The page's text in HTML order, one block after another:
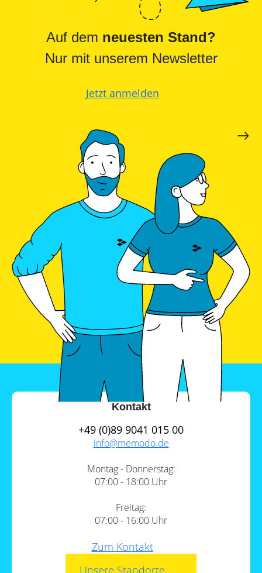
Auf dem neuesten Stand?
Nur mit unserem Newsletter
Jetzt anmelden
Kontakt
+49 (0)89 9041 015 00
info@memodo.de
Montag - Donnerstag:
07:00 - 18:00 Uhr
Freitag:
07:00 - 16:00 Uhr
Zum Kontakt
Unsere Standorte